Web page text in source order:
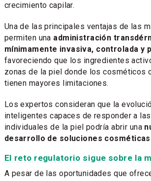
crecimiento capilar.
Una de las principales ventajas de las
permiten una administración
mínimamente invasiva, controlada y
favoreciendo que los ingredientes
zonas de la piel donde los cosméticos
tienen mayores limitaciones.
Los expertos consideran que la
inteligentes capaces de responder a
individuales de la piel podría abrir una
desarrollo de soluciones
El reto regulatorio sigue sobre la
A pesar de las oportunidades que